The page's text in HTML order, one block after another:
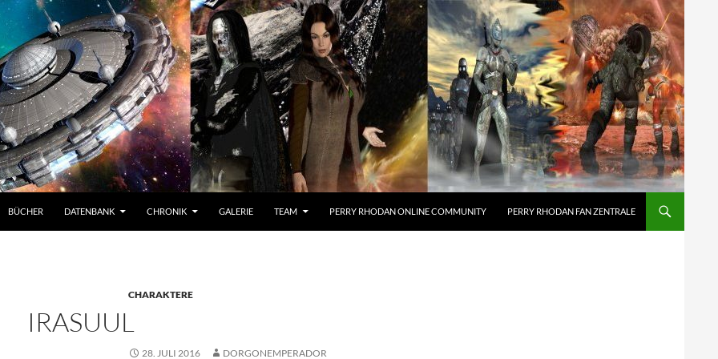
BÜCHER DATENBANK CHRONIK GALERIE TEAM PERRY RHODAN ONLINE COMMUNITY PERRY RHODAN FAN ZENTRALE
CHARAKTERE
IRASUUL
28. JULI 2016 DORGONEMPERADOR